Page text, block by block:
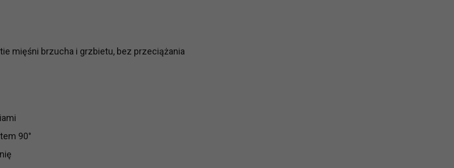
mięśni brzucha i grzbietu, bez przeciążania
90°